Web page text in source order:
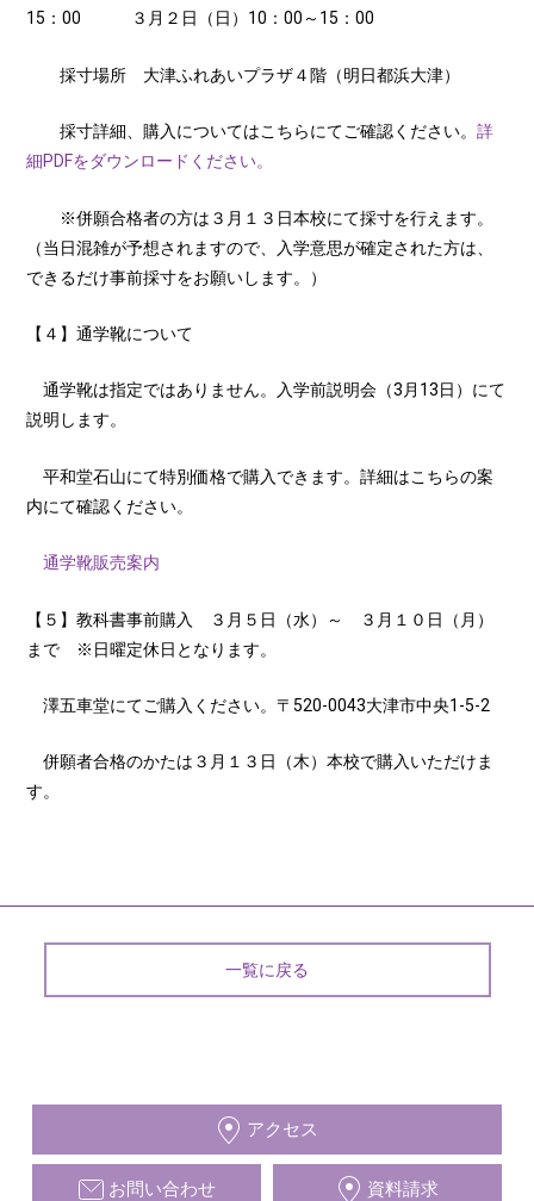
15：00 ３月２日（日）10：00～15：00
採寸場所 大津ふれあいプラザ４階（明日都浜大津）
採寸詳細、購入についてはこちらにてご確認ください。詳
細PDFをダウンロードください。
※併願合格者の方は３月１３日本校にて採寸を行えます。
（当日混雑が予想されますので、入学意思が確定された方は、
できるだけ事前採寸をお願いします。）
【４】通学靴について
通学靴は指定ではありません。入学前説明会（3月13日）にて
説明します。
平和堂石山にて特別価格で購入できます。詳細はこちらの案
内にて確認ください。
通学靴販売案内
【５】教科書事前購入 ３月５日（水）～ ３月１０日（月）
まで ※日曜定休日となります。
澤五車堂にてご購入ください。〒520-0043大津市中央1-5-2
併願者合格のかたは３月１３日（木）本校で購入いただけま
す。
一覧に戻る
アクセス
お問い合わせ 資料請求